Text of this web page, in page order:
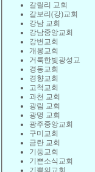
갈릴리 교회
갈보리(강)교회
강남 교회
강남중앙교회
강변교회
개봉교회
거룩한빛광성교
경동교회
경향교회
고척교회
과천 교회
광림 교회
광명 교회
광주중앙교회
구미교회
금란 교회
기둥교회
기쁜소식교회
기쁨의교회